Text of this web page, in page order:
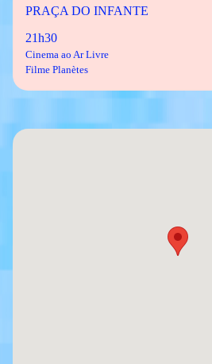
PRAÇA DO INFANTE
21h30
Cinema ao Ar Livre
Filme Planètes